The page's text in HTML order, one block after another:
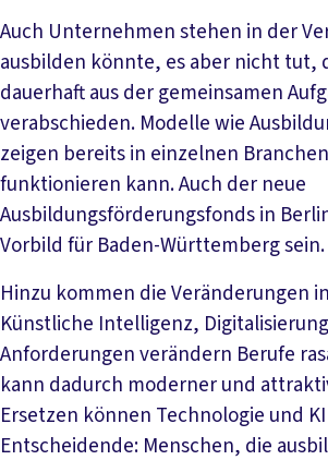
Auch Unternehmen stehen in der
ausbilden könnte, es aber nicht tut,
dauerhaft aus der gemeinsamen
verabschieden. Modelle wie
zeigen bereits in einzelnen
funktionieren kann. Auch der neue
Ausbildungsförderungsfonds in
Vorbild für Baden-Württemberg sein.
Hinzu kommen die Veränderungen
Künstliche Intelligenz,
Anforderungen verändern Berufe
kann dadurch moderner und
Ersetzen können Technologie und
Entscheidende: Menschen, die